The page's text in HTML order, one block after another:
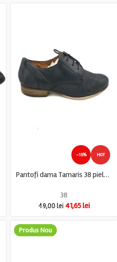
-15% HOT
Pantofi dama Tamaris 38 piele , negru
38
49,00lei 41,65lei
Produs Nou